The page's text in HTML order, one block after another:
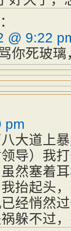
@ 9:22
你死玻璃
pm
大道上
导）我
然塞着
抬起头
经悄然
躲不过